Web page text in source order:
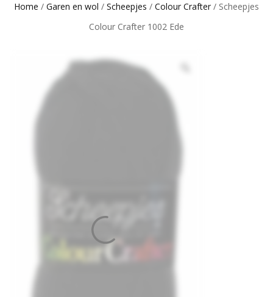
Home / Garen en wol / Scheepjes / Colour Crafter / Scheepjes
Colour Crafter 1002 Ede